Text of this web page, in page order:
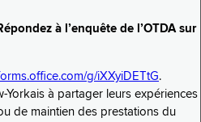
à l’enquête de l’OTDA sur
g/iXXyiDETtG.
Yorkais à partager leurs expériences
de maintien des prestations du